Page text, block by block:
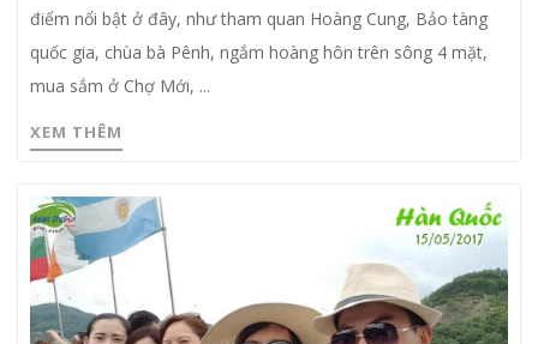
điểm nổi bật ở đây, như tham quan Hoàng Cung, Bảo tàng
quốc gia, chùa bà Pênh, ngắm hoàng hôn trên sông 4 mặt,
mua sắm ở Chợ Mới, ...
XEM THÊM